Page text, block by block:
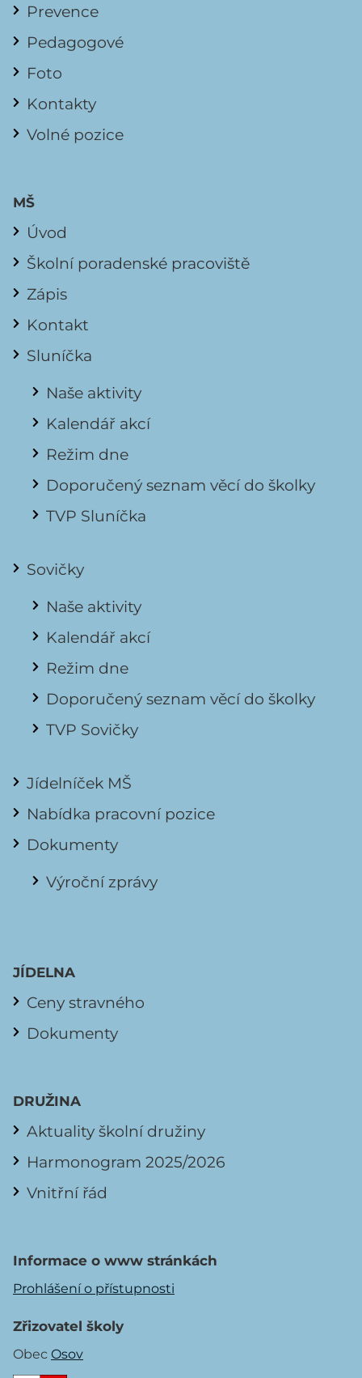
Prevence
Pedagogové
Foto
Kontakty
Volné pozice
MŠ
Úvod
Školní poradenské pracoviště
Zápis
Kontakt
Sluníčka
Naše aktivity
Kalendář akcí
Režim dne
Doporučený seznam věcí do školky
TVP Sluníčka
Sovičky
Naše aktivity
Kalendář akcí
Režim dne
Doporučený seznam věcí do školky
TVP Sovičky
Jídelníček MŠ
Nabídka pracovní pozice
Dokumenty
Výroční zprávy
JÍDELNA
Ceny stravného
Dokumenty
DRUŽINA
Aktuality školní družiny
Harmonogram 2025/2026
Vnitřní řád
Informace o www stránkách
Prohlášení o přístupnosti
Zřizovatel školy
Obec Osov